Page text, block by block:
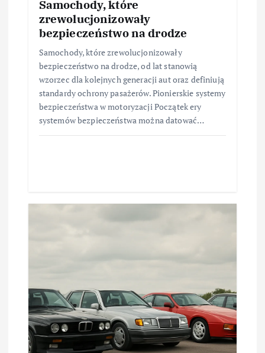
Samochody, które
zrewolucjonizowały
bezpieczeństwo na drodze
Samochody, które zrewolucjonizowały
bezpieczeństwo na drodze, od lat stanowią
wzorzec dla kolejnych generacji aut oraz definiują
standardy ochrony pasażerów. Pionierskie systemy
bezpieczeństwa w motoryzacji Początek ery
systemów bezpieczeństwa można datować…